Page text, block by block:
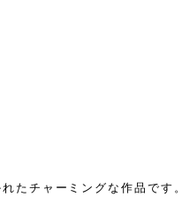
たチャーミングな作品です。